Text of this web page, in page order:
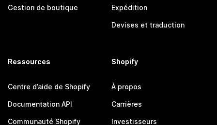
Gestion de boutique Expédition
Devises et traduction
Ressources
Centre d’aide de Shopify
Documentation API
Communauté Shopify
Shopify
À propos
Carrières
Investisseurs